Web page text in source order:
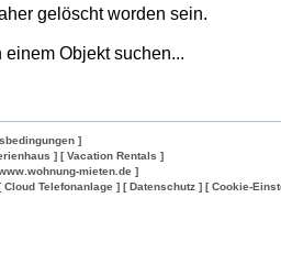
gelöscht worden sein.
Objekt suchen...
]
] [ Vacation Rentals ]
mieten.de ]
Cloud Telefonanlage ] [ Datenschutz ] [ Cookie-